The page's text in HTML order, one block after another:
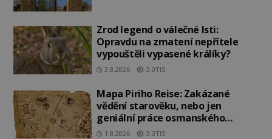
Zrod legend o válečné lsti:
Opravdu na zmatení nepřítele
vypouštěli vypasené králíky?
3.8.2026 3.0TIS
Mapa Piriho Reise: Zakázané
vědění starověku, nebo jen
geniální práce osmanského
admirála?
1.8.2026 3.3TIS